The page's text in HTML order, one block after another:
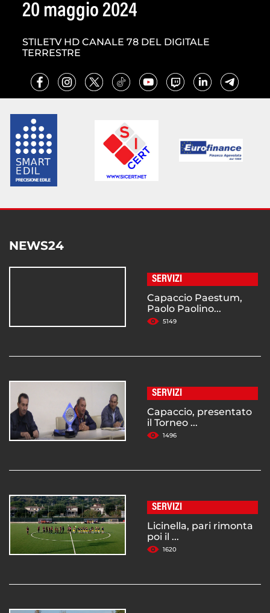
20 maggio 2024
STILETV HD CANALE 78 DEL DIGITALE
TERRESTRE
NEWS24
SERVIZI
Capaccio Paestum,
Paolo Paolino...
5149
SERVIZI
Capaccio, presentato
il Torneo ...
1496
SERVIZI
Licinella, pari rimonta
poi il ...
1620